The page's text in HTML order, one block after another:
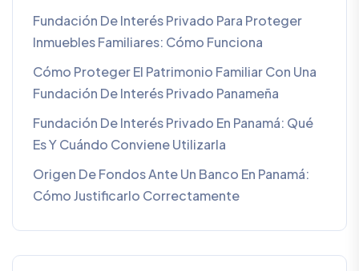
Fundación De Interés Privado Para Proteger
Inmuebles Familiares: Cómo Funciona
Cómo Proteger El Patrimonio Familiar Con Una
Fundación De Interés Privado Panameña
Fundación De Interés Privado En Panamá: Qué
Es Y Cuándo Conviene Utilizarla
Origen De Fondos Ante Un Banco En Panamá:
Cómo Justificarlo Correctamente